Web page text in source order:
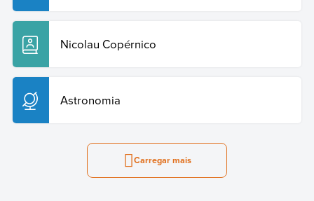
Nicolau Copérnico
Astronomia
Carregar mais